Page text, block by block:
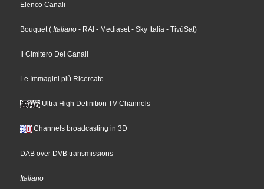
Elenco Canali
Bouquet( Italiano - RAI - Mediaset- Sky Italia - TivùSat)
Il Cimitero Dei Canali
Le Immagini più Ricercate
Ultra High Definition TV Channels
Channels broadcasting in 3D
DAB over DVB transmissions
Italiano